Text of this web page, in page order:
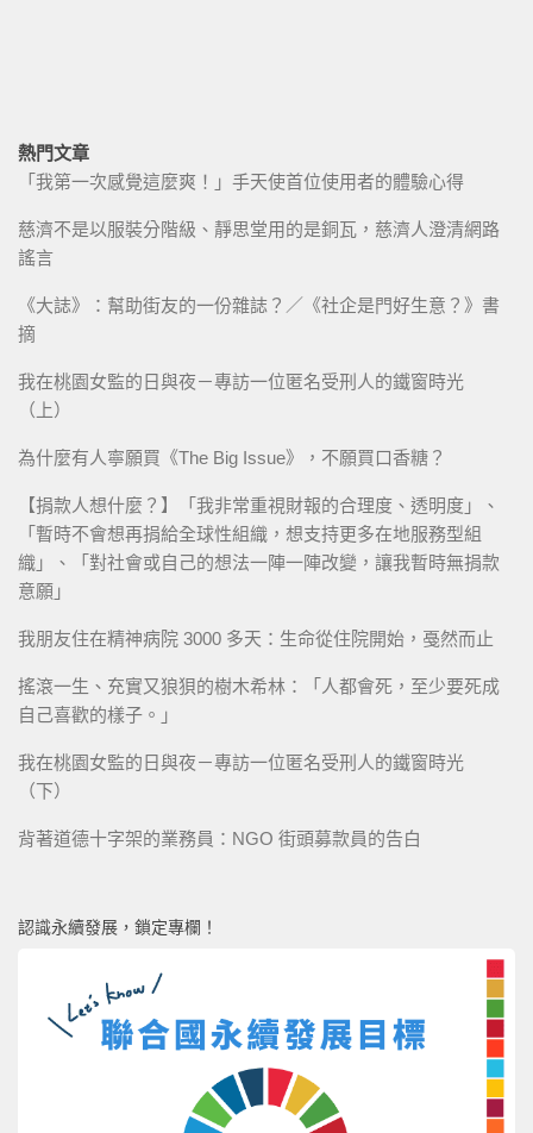
熱門文章
「我第一次感覺這麼爽！」手天使首位使用者的體驗心得
慈濟不是以服裝分階級、靜思堂用的是銅瓦，慈濟人澄清網路
謠言
《大誌》：幫助街友的一份雜誌？／《社企是門好生意？》書
摘
我在桃園女監的日與夜－專訪一位匿名受刑人的鐵窗時光
（上）
為什麼有人寧願買《The Big Issue》，不願買口香糖？
【捐款人想什麼？】「我非常重視財報的合理度、透明度」、
「暫時不會想再捐給全球性組織，想支持更多在地服務型組
織」、「對社會或自己的想法一陣一陣改變，讓我暫時無捐款
意願」
我朋友住在精神病院 3000 多天：生命從住院開始，戞然而止
搖滾一生、充實又狼狽的樹木希林：「人都會死，至少要死成
自己喜歡的樣子。」
我在桃園女監的日與夜－專訪一位匿名受刑人的鐵窗時光
（下）
背著道德十字架的業務員：NGO 街頭募款員的告白
認識永續發展，鎖定專欄！